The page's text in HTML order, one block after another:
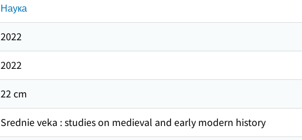
Наука
2022
2022
22 cm
Srednie veka : studies on medieval and early modern history